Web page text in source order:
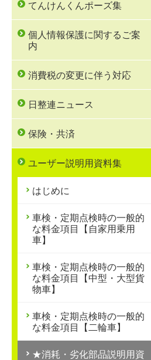
てんけんくんポーズ集
個人情報保護に関するご案
内
消費税の変更に伴う対応
日整連ニュース
保険・共済
ユーザー説明用資料集
はじめに
車検・定期点検時の一般的
な料金項目【自家用乗用
車】
車検・定期点検時の一般的
な料金項目【中型・大型貨
物車】
車検・定期点検時の一般的
な料金項目【二輪車】
★消耗・劣化部品説明用資